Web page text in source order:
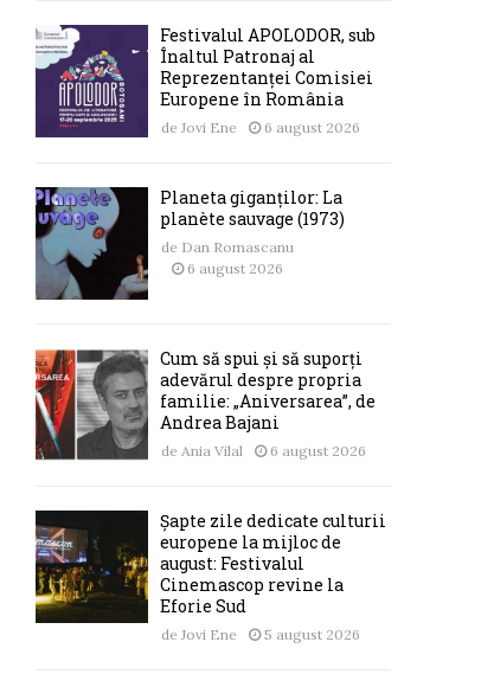
Festivalul APOLODOR, sub
Înaltul Patronaj al
Reprezentanței Comisiei
Europene în România
de Jovi Ene 6 august 2026
Planeta giganților: La
planète sauvage (1973)
de Dan Romascanu
6 august 2026
Cum să spui și să suporți
adevărul despre propria
familie: „Aniversarea”, de
Andrea Bajani
de Ania Vilal 6 august 2026
Șapte zile dedicate culturii
europene la mijloc de
august: Festivalul
Cinemascop revine la
Eforie Sud
de Jovi Ene 5 august 2026